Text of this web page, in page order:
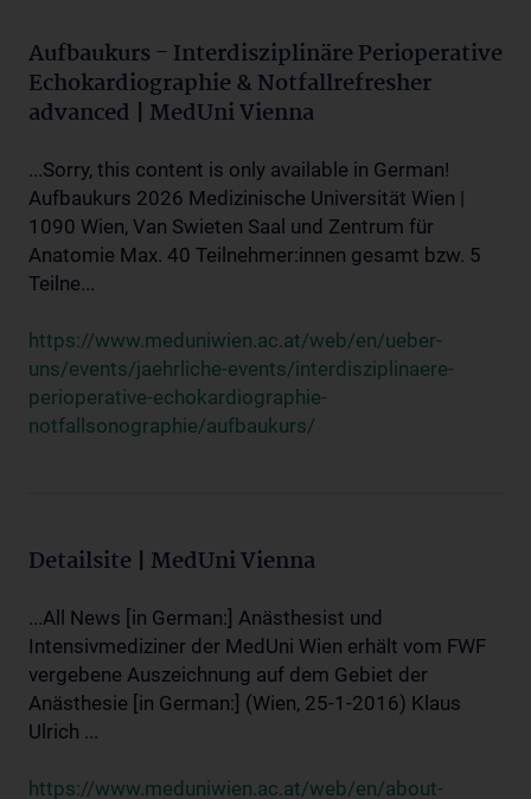
Aufbaukurs - Interdisziplinäre Perioperative
Echokardiographie & Notfallrefresher
advanced | MedUni Vienna
...Sorry, this content is only available in German!
Aufbaukurs 2026 Medizinische Universität Wien |
1090 Wien, Van Swieten Saal und Zentrum für
Anatomie Max. 40 Teilnehmer:innen gesamt bzw. 5
Teilne...
https://www.meduniwien.ac.at/web/en/ueber-
uns/events/jaehrliche-events/interdisziplinaere-
perioperative-echokardiographie-
notfallsonographie/aufbaukurs/
Detailsite | MedUni Vienna
...All News [in German:] Anästhesist und
Intensivmediziner der MedUni Wien erhält vom FWF
vergebene Auszeichnung auf dem Gebiet der
Anästhesie [in German:] (Wien, 25-1-2016) Klaus
Ulrich ...
https://www.meduniwien.ac.at/web/en/about-